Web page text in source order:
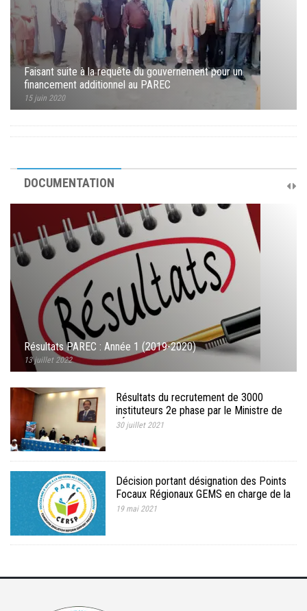
Faisant suite à la requête du gouvernement pour un
financement additionnel au PAREC
15 juin 2020
DOCUMENTATION
Résultats PAREC : Année 1 (2019-2020)
13 juillet 2022
Résultats du recrutement de 3000
instituteurs 2e phase par le Ministre de
l’Éducation de Base
30 juillet 2021
Décision portant désignation des Points
Focaux Régionaux GEMS en charge de la
mise en œuvre de la Méthodologie GEMS
19 mai 2021